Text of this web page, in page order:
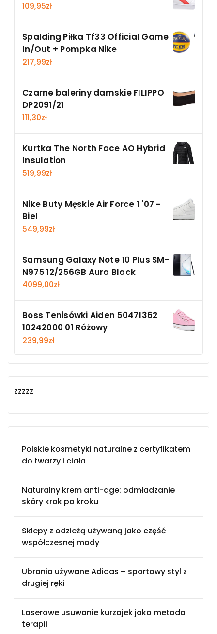
109,95zł
Spalding Piłka Tf33 Official Game
In/Out + Pompka Nike
217,99zł
Czarne baleriny damskie FILIPPO
DP2091/21
111,30zł
Kurtka The North Face AO Hybrid
Insulation
519,99zł
Nike Buty Męskie Air Force 1 '07 -
Biel
549,99zł
Samsung Galaxy Note 10 Plus SM-
N975 12/256GB Aura Black
4099,00zł
Boss Tenisówki Aiden 50471362
10242000 01 Różowy
239,99zł
zzzzz
Polskie kosmetyki naturalne z certyfikatem
do twarzy i ciała
Naturalny krem anti-age: odmładzanie
skóry krok po kroku
Sklepy z odzieżą używaną jako część
współczesnej mody
Ubrania używane Adidas – sportowy styl z
drugiej ręki
Laserowe usuwanie kurzajek jako metoda
terapii